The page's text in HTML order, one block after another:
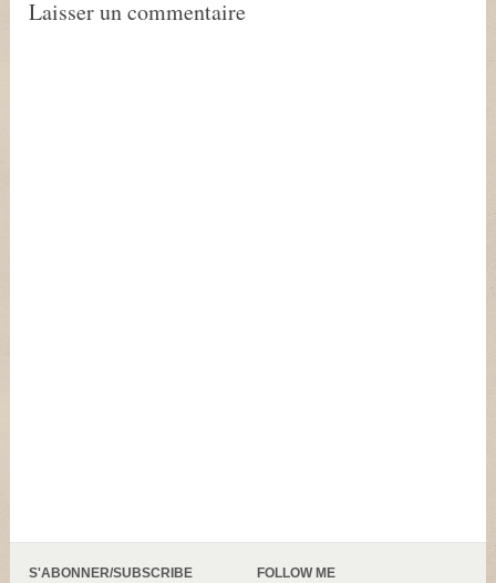
Laisser un commentaire
S'ABONNER/SUBSCRIBE FOLLOW ME